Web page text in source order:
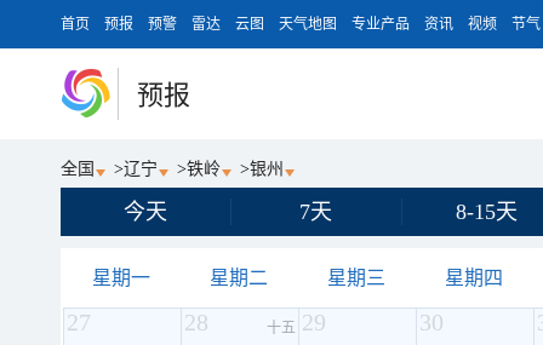
首页 预报 预警 雷达 云图 天气地图 专业产品 资讯 视频 节气
预报
全国 >辽宁 >铁岭 >银州
今天 7天 8-15天
星期一 星期二 星期三 星期四
27 28 十五 29 30